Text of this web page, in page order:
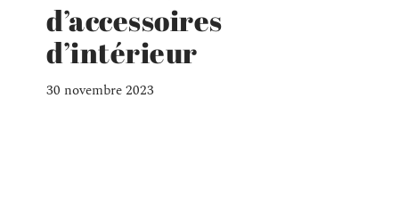
d’accessoires
d’intérieur
30 novembre 2023